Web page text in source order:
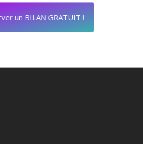
un BILAN GRATUIT !